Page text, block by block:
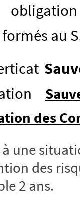
au
des
une
des
2 ans.